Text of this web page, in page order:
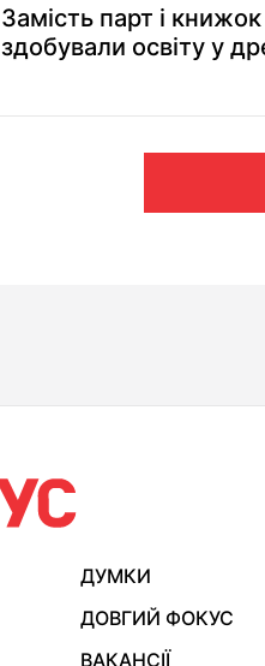
Замість парт і
здобували освіту у
ДУМКИ
ДОВГИЙ ФОКУС
ВАКАНСІЇ